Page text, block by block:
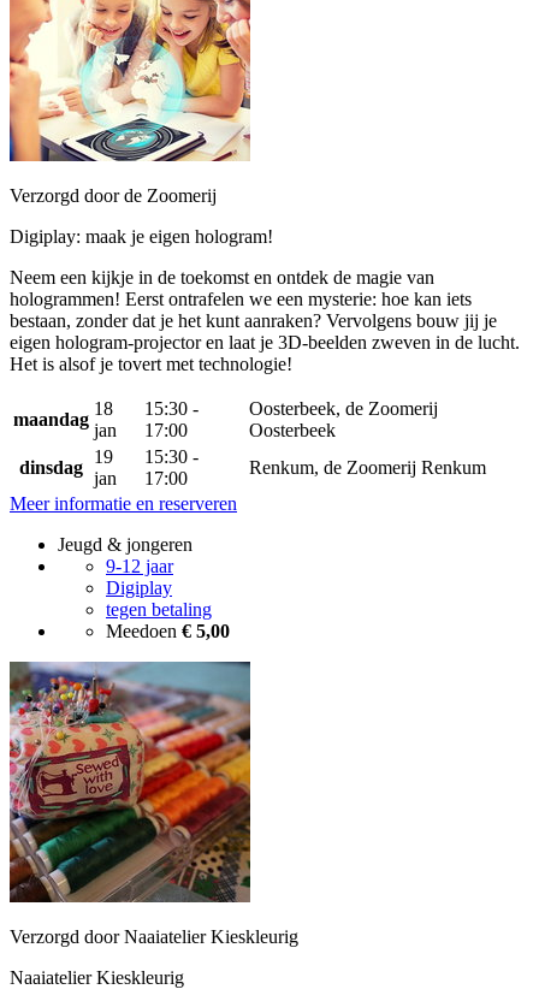
Verzorgd door de Zoomerij
Digiplay: maak je eigen hologram!
Neem een kijkje in de toekomst en ontdek de magie van
hologrammen! Eerst ontrafelen we een mysterie: hoe kan iets
bestaan, zonder dat je het kunt aanraken? Vervolgens bouw jij je
eigen hologram-projector en laat je 3D-beelden zweven in de lucht.
Het is alsof je tovert met technologie!
maandag
18
jan
15:30 -
17:00
Oosterbeek, de Zoomerij
Oosterbeek
dinsdag
19
jan
15:30 -
17:00
Renkum, de Zoomerij Renkum
Meer informatie en reserveren
Jeugd & jongeren
9-12 jaar
Digiplay
tegen betaling
Meedoen € 5,00
Verzorgd door Naaiatelier Kieskleurig
Naaiatelier Kieskleurig